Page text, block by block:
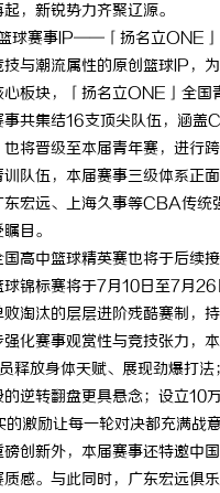
，新锐势力齐聚辽源。
球赛事IP——「扬名立ONE」
与潮流属性的原创篮球IP，
心板块，「扬名立ONE」全
事共集结16支顶尖队伍，涵
将晋级至本届青年赛，进行
训队伍，本届赛事三级体系正
东宏远、上海久事等CBA传
目。
高中篮球精英赛也将于后续
球锦标赛将于7月10日至7月
淘汰的层层进阶残酷赛制，
强化赛事观赏性与竞技张力，
释放身体天赋、展现劲爆打
的逆转翻盘更具悬念；设立10
的激励让每一轮对决都充满战
磅创新外，本届赛事还特邀中
感。与此同时，广东宏远俱